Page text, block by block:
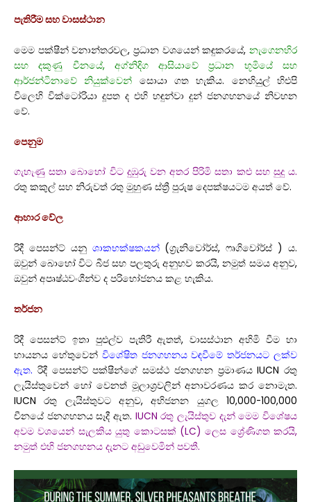
පැතිරීම සහ වාසස්ථාන
මෙම පක්ෂීන් වනාන්තරවල, ප්‍රධාන වශයෙන් කඳුකරයේ, නැගෙනහිර
සහ දකුණු චීනයේ, අග්නිදිග ආසියාවේ ප්‍රධාන භූමියේ සහ
ආර්ජන්ටිනාවේ නියුක්වෙන් සොයා ගත හැකිය. නෙහියුල් හිඑපි
විලෙහි වික්ටෝරියා දූපත ද එහි හඳුන්වා දුන් ජනගහනයේ නිවහන
වේ.
පෙනුම
ගැහැණු සතා බොහෝ විට දුඹුරු වන අතර පිරිමි සතා කළු සහ සුදු ය.
රතු කකුල් සහ නිරුවත් රතු මුහුණ ස්ත්‍රී පුරුෂ දෙපක්ෂයටම අයත් වේ.
ආහාර වේල
රිදී පෙසන්ට් යනු ශාකභක්ෂකයන්(ග්‍රැනිවෝර්ස්, ෆෘගිවෝර්ස් ) ය.
ඔවුන් බොහෝ විට බීජ සහ පලතුරු අනුභව කරයි, නමුත් සමය අනුව,
ඔවුන් අපෘෂ්ඨවංශීන්ව ද පරිභෝජනය කළ හැකිය.
තර්ජන
රිදී පෙසන්ට් ඉතා පුළුල්ව පැතිරී ඇතත්, වාසස්ථාන අහිමි වීම හා
හායනය හේතුවෙන් විශේෂිත ජනගහනය වඳවීමේ තර්ජනයට ලක්ව
ඇත. රිදී පෙසන්ට් පක්ෂීන්ගේ සමස්ථ ජනගහන ප්‍රමාණය IUCN රතු
ලැයිස්තුවෙන් හෝ වෙනත් මූලාශ්‍රවලින් අනාවරණය කර නොමැත.
IUCN රතු ලැයිස්තුවට අනුව, අභිජනන යුගල 10,000-100,000
චීනයේ ජනගහනය සෑදී ඇත. IUCN රතු ලැයිස්තුව දැන් මෙම විශේෂය
අවම වශයෙන් සැලකිය යුතු කොටසක් (LC) ලෙස ශ්‍රේණිගත කරයි,
නමුත් එහි ජනගහනය දැනට අඩුවෙමින් පවතී.